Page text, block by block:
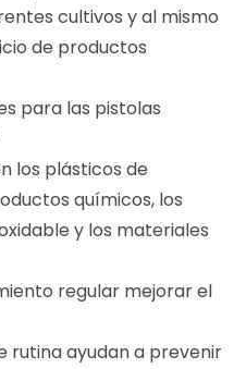
cultivos y al mismo
de productos
para las pistolas
los plásticos de
químicos, los
y los materiales
regular mejorar el
rutina ayudan a prevenir